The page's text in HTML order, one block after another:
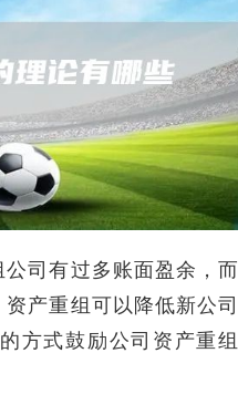
司有过多账面盈余，而
产重组可以降低新公司
方式鼓励公司资产重组